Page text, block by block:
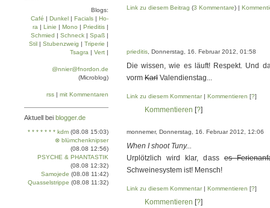
Link zu diesem Beitrag (3 Kommentare) |
prieditis , Donnerstag, 16. Februar 2012, 01:58
Die wissen, wie es läuft! Respekt. Und
vorm Karl Valendienstag...
Link zu diesem Kommentar| Kommentieren [?]
Kommentieren [?]
monnemer, Donnerstag, 16. Februar 2012, 12:06
When I shoot Tuny...
Urplötzlich wird klar, dasses
Schweinesystem ist! Mensch!
Link zu diesem Kommentar| Kommentieren [?]
Kommentieren [?]
Blogs:
Café | Dun­kel | Facials | Ho­
ra | Linie | Mo­no | Prie­di­tis |
Schmied | Schneck | Spaß |
Stil | Stu­ben­zweig | Tri­pe­rie |
Tsa­gra | Vert |
@nnier@fnordon.de
(Microblog)
rss | mit Kommentaren
Aktuell bei blogger.de
* * * * * * * kdm (08.08 15:03)
⊗ blümchenknipser
(08.08 12:56)
PSYCHE & PHANTASTIK
(08.08 12:32)
Samojede (08.08 11:42)
Quasselstrippe (08.08 11:32)